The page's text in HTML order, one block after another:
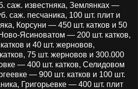
саж. известняка, Землянках —
саж. песчаника, 100 шт. плит и
Корсуни — 450 шт. катков и 50
Ясиноватом — 200 шт. катков,
и 40 шт. жерновов,
75 шт. жерновов и 300.000
— 400 шт. катков, Селидовом
— 900 шт. катков и 100 шт.
Григорьевке — 400 шт. плит